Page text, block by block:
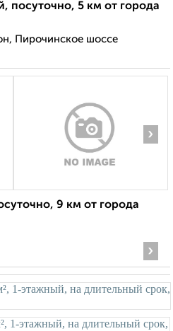
посуточно, 5 км от города
Пирочинское шоссе
›
9 км от города
›